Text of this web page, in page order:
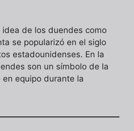
idea de los duendes como
se popularizó en el siglo
estadounidenses. En la
son un símbolo de la
equipo durante la